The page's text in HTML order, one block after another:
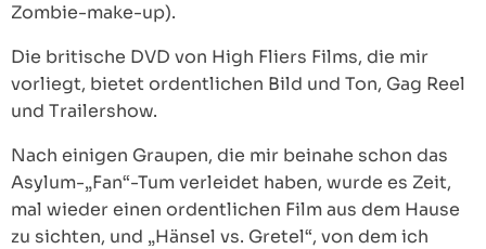
Zombie-make-up).
Die britische DVD von High Fliers Films, die mir
vorliegt, bietet ordentlichen Bild und Ton, Gag Reel
und Trailershow.
Nach einigen Graupen, die mir beinahe schon das
Asylum-„Fan“-Tum verleidet haben, wurde es Zeit,
mal wieder einen ordentlichen Film aus dem Hause
zu sichten, und „Hänsel vs. Gretel“, von dem ich